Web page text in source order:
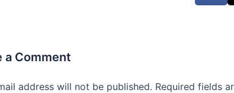
a Comment
address will not be published. Required fields